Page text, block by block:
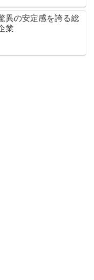
異の安定感を誇る総
業